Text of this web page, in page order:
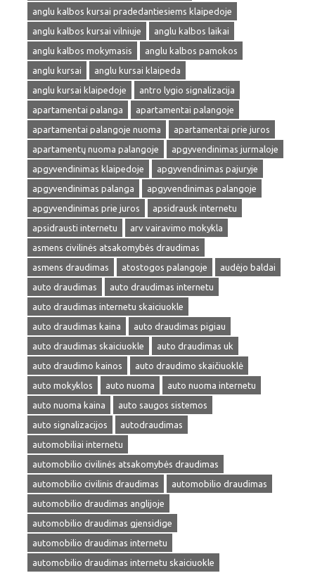
anglu kalbos kursai pradedantiesiems klaipedoje
anglu kalbos kursai vilniuje
anglu kalbos laikai
anglu kalbos mokymasis
anglu kalbos pamokos
anglu kursai
anglu kursai klaipeda
anglu kursai klaipedoje
antro lygio signalizacija
apartamentai palanga
apartamentai palangoje
apartamentai palangoje nuoma
apartamentai prie juros
apartamentų nuoma palangoje
apgyvendinimas jurmaloje
apgyvendinimas klaipedoje
apgyvendinimas pajuryje
apgyvendinimas palanga
apgyvendinimas palangoje
apgyvendinimas prie juros
apsidrausk internetu
apsidrausti internetu
arv vairavimo mokykla
asmens civilinės atsakomybės draudimas
asmens draudimas
atostogos palangoje
audėjo baldai
auto draudimas
auto draudimas internetu
auto draudimas internetu skaiciuokle
auto draudimas kaina
auto draudimas pigiau
auto draudimas skaiciuokle
auto draudimas uk
auto draudimo kainos
auto draudimo skaičiuoklė
auto mokyklos
auto nuoma
auto nuoma internetu
auto nuoma kaina
auto saugos sistemos
auto signalizacijos
autodraudimas
automobiliai internetu
automobilio civilinės atsakomybės draudimas
automobilio civilinis draudimas
automobilio draudimas
automobilio draudimas anglijoje
automobilio draudimas gjensidige
automobilio draudimas internetu
automobilio draudimas internetu skaiciuokle